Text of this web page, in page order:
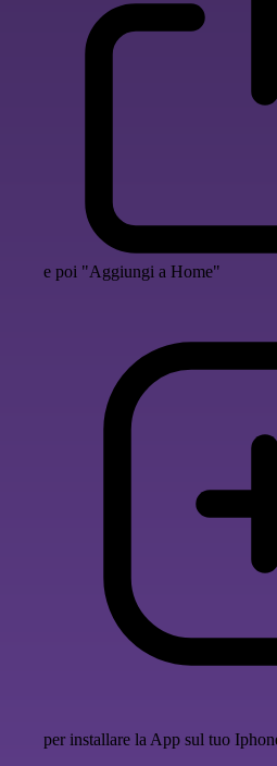
e poi "Aggiungi a Home"
per installare la App sul tuo